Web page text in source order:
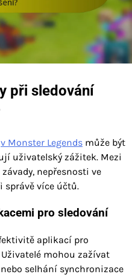
při sledování
v Monster Legends může být
uživatelský zážitek. Mezi
nepřesnosti ve
správě více účtů.
pro sledování
aplikací pro
mohou zažívat
selhání synchronizace